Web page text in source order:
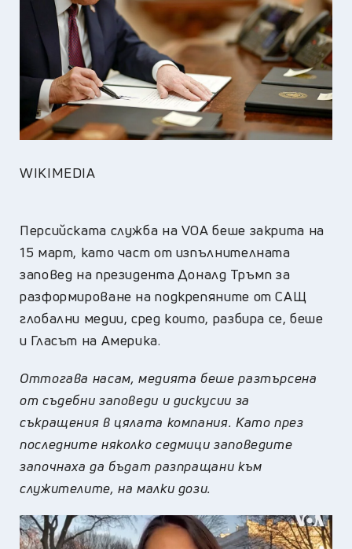
WIKIMEDIA
Персийската служба на VOA беше закрита на
15 март, като част от изпълнителната
заповед на президента Доналд Тръмп за
разформироване на подкрепяните от САЩ
глобални медии, сред които, разбира се, беше
и Гласът на Америка.
Оттогава насам, медията беше разтърсена
от съдебни заповеди и дискусии за
съкращения в цялата компания. Като през
последните няколко седмици заповедите
започнаха да бъдат разпращани към
служителите, на малки дози.